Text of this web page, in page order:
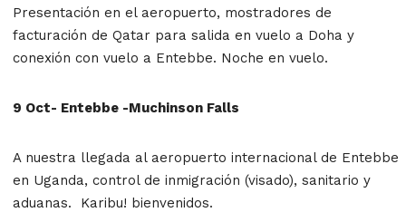
Presentación en el aeropuerto, mostradores de
facturación de Qatar para salida en vuelo a Doha y
conexión con vuelo a Entebbe. Noche en vuelo.
9 Oct- Entebbe -Muchinson Falls
A nuestra llegada al aeropuerto internacional de Entebbe
en Uganda, control de inmigración (visado), sanitario y
aduanas. Karibu! bienvenidos.